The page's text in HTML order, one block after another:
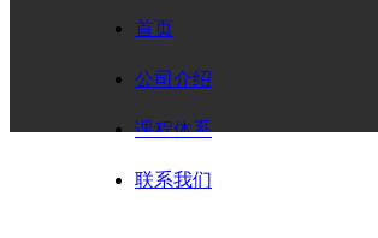
首页
公司介绍
课程体系
联系我们